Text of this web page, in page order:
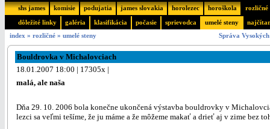
shs james komisie podujatia james slovakia horolezec horoškola rozličné
dôležité linky galéria klasifikácia počasie sprievodca umelé steny
index » rozličné » umelé steny Správa
Bouldrovka v Michalovciach
18.01.2007 18:00 | 17305x |
malá, ale naša
Dňa 29. 10. 2006 bola konečne ukončená výstavba bouldrovky v
lezci sa veľmi tešíme, že ju máme a že môžeme makať a drieť aj v zime bez